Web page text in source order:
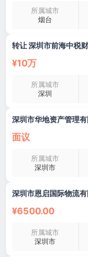
所属城市
烟台
转让 深圳市前海中税
¥10万
所属城市
深圳
深圳市华地资产管理
面议
所属城市
深圳市
深圳市恩启国际物流
¥6500.00
所属城市
深圳市